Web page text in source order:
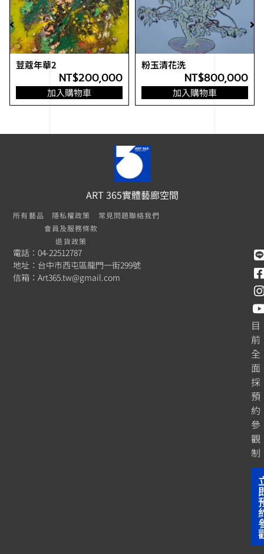
荳蔻年華2
NT$200,000
加入購物車
粉玉清花洗
NT$800,000
加入購物車
ART 365實體藝廊空間
所有藝品
隱私權政策
會員及服務條款
退貨政策
常見問題聯絡我們
電話：04-22512787
地址：台中市西屯區龍門一街299號
信箱：Art365.tw@gmail.com
目
前
全
面
採
預
約
參
觀
制